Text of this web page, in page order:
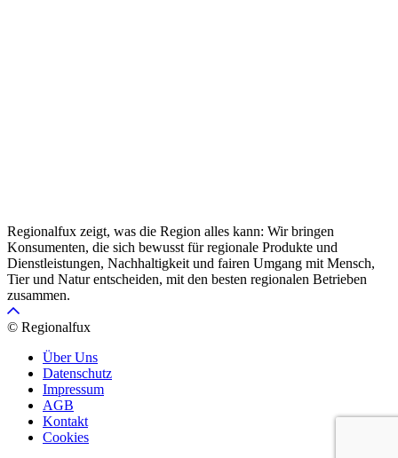
Regionalfux zeigt, was die Region alles kann: Wir bringen
Konsumenten, die sich bewusst für regionale Produkte und
Dienstleistungen, Nachhaltigkeit und fairen Umgang mit Mensch,
Tier und Natur entscheiden, mit den besten regionalen Betrieben
zusammen.
© Regionalfux
Über Uns
Datenschutz
Impressum
AGB
Kontakt
Cookies